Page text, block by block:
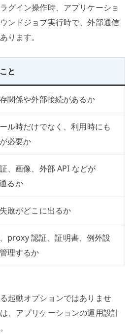
グイン操作時、アプリケーショ
ンドジョブ実行時で、外部通信
ります。
と
関係や外部接続があるか
ル時だけでなく、利用時にも
必要か
、画像、外部 API などが
るか
敗がどこに出るか
proxy 認証、証明書、例外設
理するか
起動オプションではありませ
、アプリケーションの運用設計